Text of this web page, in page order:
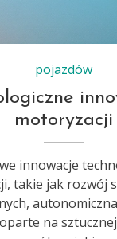
pojazdów
motoryzacji
innowacje
takie jak rozwój
na